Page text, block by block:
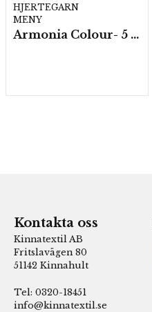
HJERTEGARN
MENY
Armonia Colour- 5 härv/fp. a100 g.
Kontakta oss
Kinnatextil AB
Fritslavägen 80
51142 Kinnahult
Tel: 0320-18451
info@kinnatextil.se